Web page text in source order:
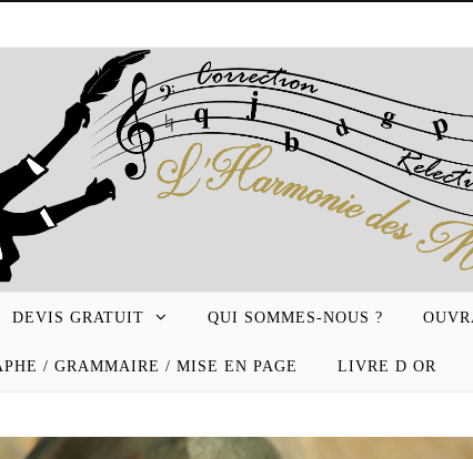
DEVIS GRATUIT QUI SOMMES-NOUS ?
/ GRAMMAIRE / MISE EN PAGE LIVRE D OR